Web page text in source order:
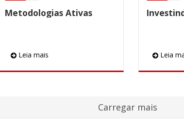
Metodologias Ativas
Leia mais Leia